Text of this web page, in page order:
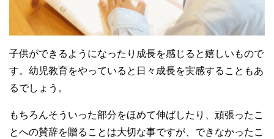
子供ができるようになったり成長を感じると嬉しいもので
す。幼児教育をやっていると日々成長を実感することもあ
るでしょう。
もちろんそういった部分をほめて伸ばしたり、頑張ったこ
とへの賛辞を贈ることは大切な事ですが、できなかったこ